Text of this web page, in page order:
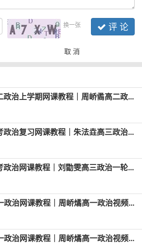
换一张 评 论
取 消
【视频】2027年高二政治上学期网课教程｜周峤矞高二政治暑假班视频教程
【视频】2027年高考政治复习网课教程｜朱法垚高三政治一轮复习暑假班视频教程
【视频】2027年高考政治网课教程｜刘勖雯高三政治一轮复习视频教程
【视频】2026年高一政治网课教程｜周峤燏高一政治视频教程上学期暑秋班
【视频】2026年高一政治网课教程｜周峤燏高一政治视频教程下学期寒春班